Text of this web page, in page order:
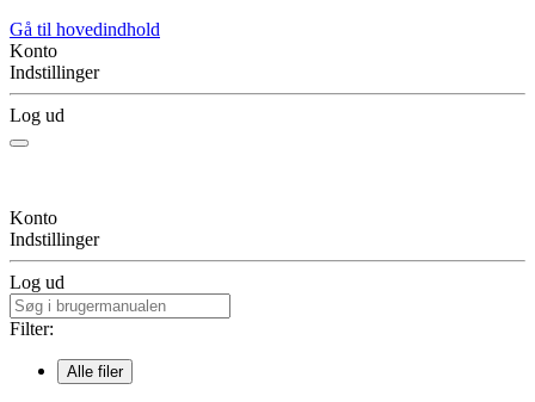
Gå til hovedindhold
Konto
Indstillinger
Log ud
Konto
Indstillinger
Log ud
Filter:
Alle filer